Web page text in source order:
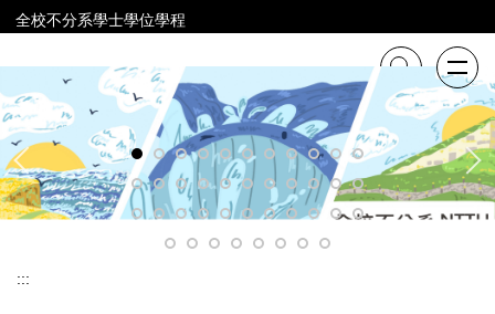
跳
到
內
容
區
全校不分系學士學位學程
:::